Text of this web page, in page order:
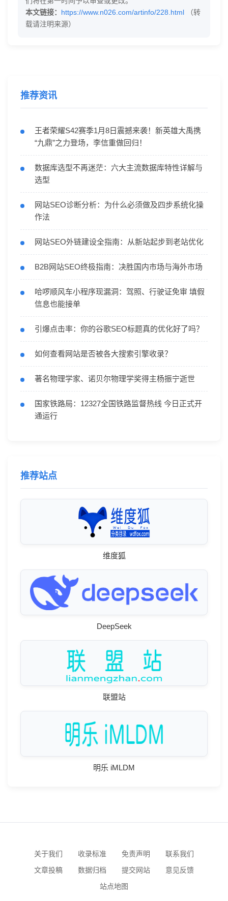
本文链接： https://www.n026.com/artinfo/228.html （转
载请注明来源）
推荐资讯
王者荣耀S42赛季1月8日震撼来袭！新英雄大禹携
“九鼎”之力登场，李信重做回归！
数据库选型不再迷茫：六大主流数据库特性详解与
选型
网站SEO诊断分析：为什么必须做及四步系统化操
作法
网站SEO外链建设全指南：从新站起步到老站优化
B2B网站SEO终极指南：决胜国内市场与海外市场
哈啰顺风车小程序现漏洞：驾照、行驶证免审 填假
信息也能接单
引爆点击率：你的谷歌SEO标题真的优化好了吗？
如何查看网站是否被各大搜索引擎收录？
著名物理学家、诺贝尔物理学奖得主杨振宁逝世
国家铁路局：12327全国铁路监督热线 今日正式开
通运行
推荐站点
维度狐
DeepSeek
联盟站
明乐 iMLDM
关于我们 收录标准 免责声明
联系我们
文章投稿
数据归档 提交网站
意见反馈
站点地图